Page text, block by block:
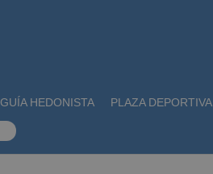
GUÍA HEDONISTA PLAZA DEPORTIVA